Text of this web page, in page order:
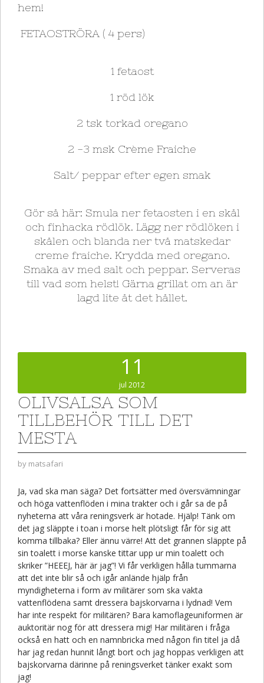
hem!
FETAOSTRÖRA ( 4 pers)
1 fetaost
1 röd lök
2 tsk torkad oregano
2 -3 msk Crème Fraiche
Salt/ peppar efter egen smak
Gör så här: Smula ner fetaosten i en skål
och finhacka rödlök. Lägg ner rödlöken i
skålen och blanda ner två matskedar
creme fraiche. Krydda med oregano.
Smaka av med salt och peppar. Serveras
till vad som helst! Gärna grillat om an är
lagd lite åt det hållet.
11
jul 2012
OLIVSALSA SOM
TILLBEHÖR TILL DET
MESTA
by matsafari
Ja, vad ska man säga? Det fortsätter med översvämningar
och höga vattenflöden i mina trakter och i går sa de på
nyheterna att våra reningsverk är hotade. Hjälp! Tänk om
det jag släppte i toan i morse helt plötsligt får för sig att
komma tillbaka? Eller ännu värre! Att det grannen släppte på
sin toalett i morse kanske tittar upp ur min toalett och
skriker ”HEEEJ, här är jag”! Vi får verkligen hålla tummarna
att det inte blir så och igår anlände hjälp från
myndigheterna i form av militärer som ska vakta
vattenflödena samt dressera bajskorvarna i lydnad! Vem
har inte respekt för militären? Bara kamoflageuniformen är
auktoritär nog för att dressera mig! Har militären i fråga
också en hatt och en namnbricka med någon fin titel ja då
har jag redan hunnit långt bort och jag hoppas verkligen att
bajskorvarna därinne på reningsverket tänker exakt som
jag!